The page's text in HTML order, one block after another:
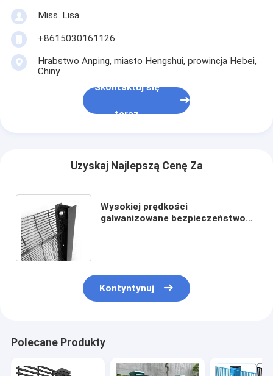
Miss. Lisa
+8615030161126
Hrabstwo Anping, miasto Hengshui, prowincja Hebei,
Chiny
Skontaktuj się
teraz
Uzyskaj Najlepszą Cenę Za
Wysokiej prędkości
galwanizowane bezpieczeństwo
Kontyntynuj
Polecane Produkty